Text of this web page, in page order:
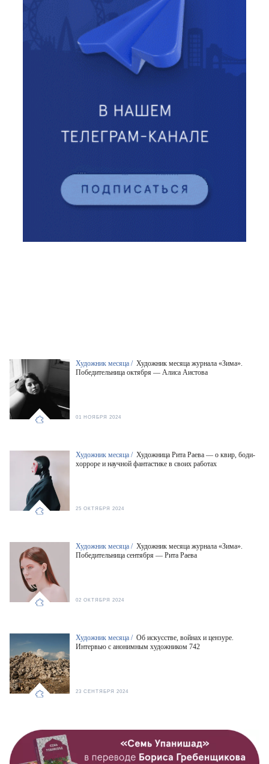
Художник месяца / Художник месяца журнала «Зима».
Победительница октября — Алиса Аистова
01 НОЯБРЯ 2024
Художник месяца / Художница Рита Раева — о квир, боди-
хорроре и научной фантастике в своих работах
25 ОКТЯБРЯ 2024
Художник месяца / Художник месяца журнала «Зима».
Победительница сентября — Рита Раева
02 ОКТЯБРЯ 2024
Художник месяца / Об искусстве, войнах и цензуре.
Интервью с анонимным художником 742
23 СЕНТЯБРЯ 2024